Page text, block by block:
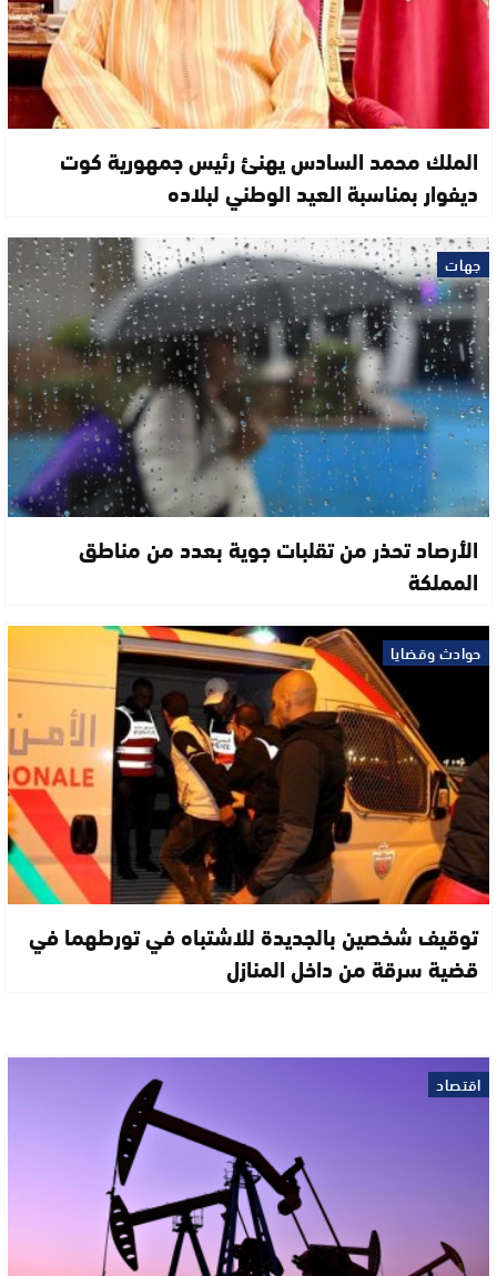
الملك محمد السادس يهنئ رئيس جمهورية كوت
ديفوار بمناسبة العيد الوطني لبلاده
جهات
الأرصاد تحذر من تقلبات جوية بعدد من مناطق
المملكة
حوادث وقضايا
توقيف شخصين بالجديدة للاشتباه في تورطهما في
قضية سرقة من داخل المنازل
اقتصاد